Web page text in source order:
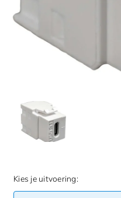
Kies je uitvoering: